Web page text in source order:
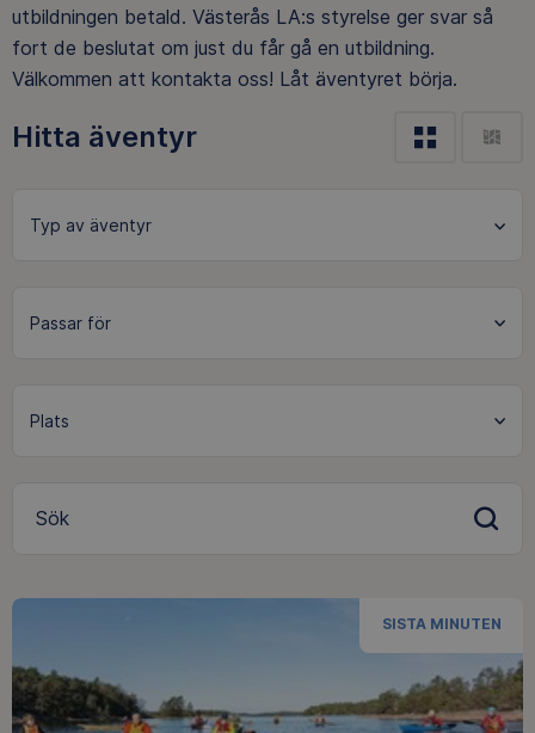
utbildningen betald. Västerås LA:s styrelse ger svar så
fort de beslutat om just du får gå en utbildning.
Välkommen att kontakta oss! Låt äventyret börja.
Hitta äventyr
Sök
SISTA MINUTEN